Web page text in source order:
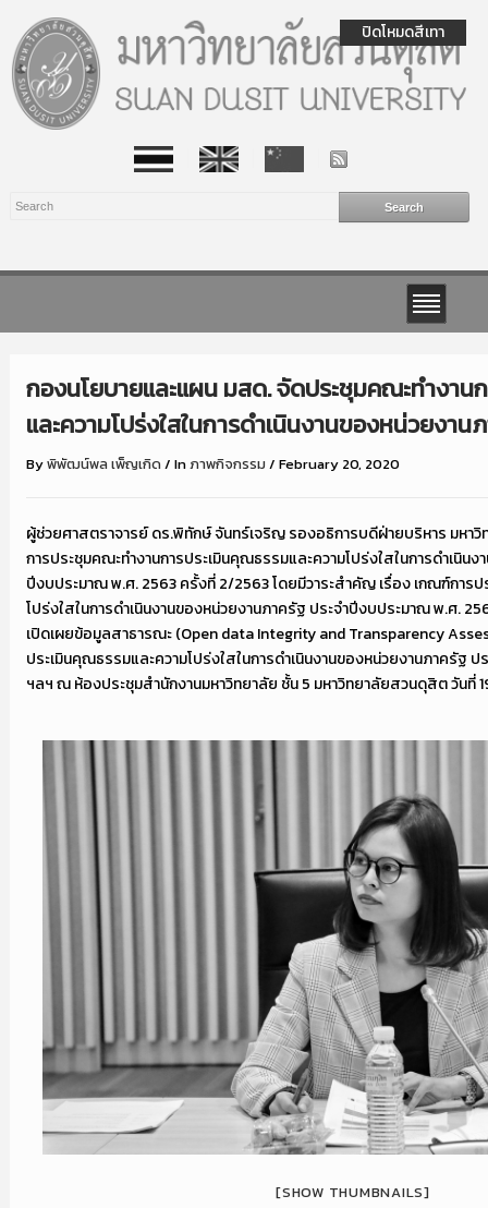
กองนโยบายและแผน มสด. จัดประชุมคณะทำงาน
และความโปร่งใสในการดำเนินงานของหน่วยงา
Byพิพัฒน์พล เพ็ญเกิด / Inภาพกิจกรรม / February 20, 2020
ผู้ช่วยศาสตราจารย์ ดร.พิทักษ์ จันทร์เจริญ รองอธิการบดีฝ่ายบริหาร มหา
การประชุมคณะทำงานการประเมินคุณธรรมและความโปร่งใสในการดำเนิน
ปีงบประมาณ พ.ศ. 2563 ครั้งที่ 2/2563 โดยมีวาระสำคัญ เรื่อง เกณฑ์การ
โปร่งใสในการดำเนินงานของหน่วยงานภาครัฐ ประจำปีงบประมาณ พ.ศ.
เปิดเผยข้อมูลสาธารณะ (Open data Integrity and Transparency
ประเมินคุณธรรมและความโปร่งใสในการดำเนินงานของหน่วยงานภาครัฐ
ฯลฯ ณ ห้องประชุมสำนักงานมหาวิทยาลัย ชั้น 5 มหาวิทยาลัยสวนดุสิต วันที่
[SHOW THUMBNAILS]
ปิดโหมดสีเทา